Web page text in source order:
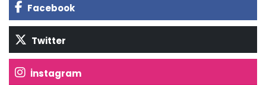
Facebook
Twitter
İnstagram